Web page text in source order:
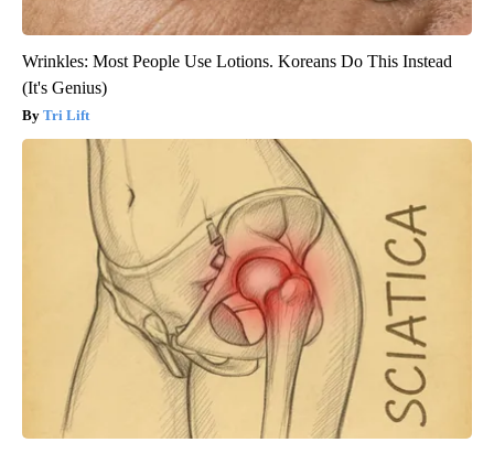
Wrinkles: Most People Use Lotions. Koreans Do This Instead
(It's Genius)
Tri Lift